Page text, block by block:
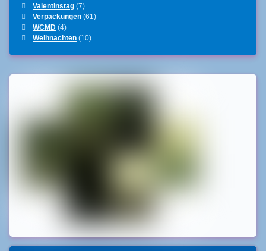
Valentinstag(7)
Verpackungen(61)
WCMD(4)
Weihnachten(10)